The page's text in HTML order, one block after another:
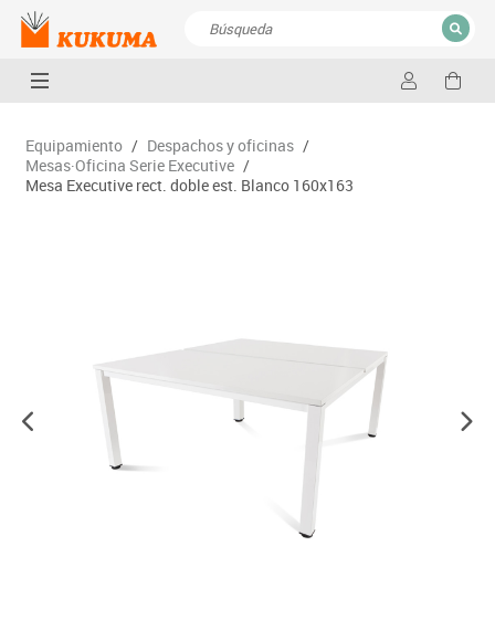
CERRAR
Equipamiento / Despachos y oficinas /
Mesas·Oficina Serie Executive /
Mesa Executive rect. doble est. Blanco 160x163